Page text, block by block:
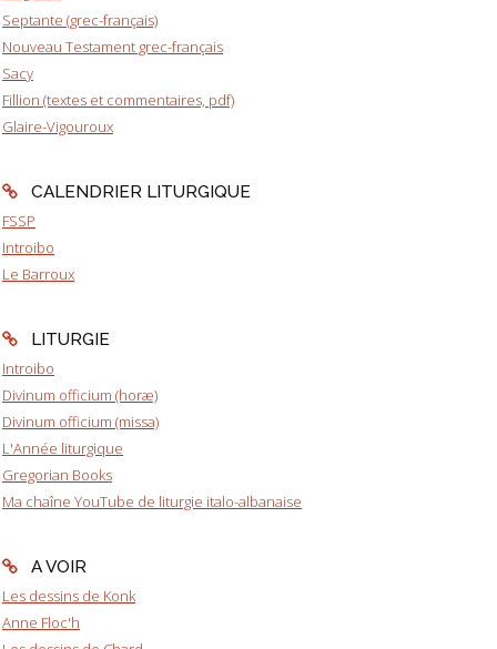
Septante (grec-français)
Nouveau Testament grec-français
Sacy
Fillion (textes et commentaires, pdf)
Glaire-Vigouroux
CALENDRIER LITURGIQUE
FSSP
Introibo
Le Barroux
LITURGIE
Introibo
Divinum officium (horæ)
Divinum officium (missa)
L'Année liturgique
Gregorian Books
Ma chaîne YouTube de liturgie italo-albanaise
A VOIR
Les dessins de Konk
Anne Floc'h